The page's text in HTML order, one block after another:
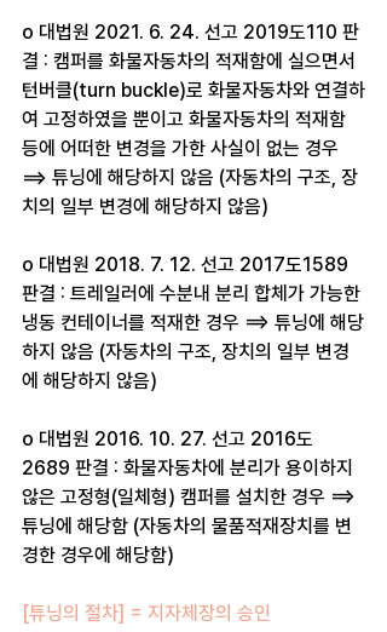
o 대법원 2021. 6. 24. 선고 2019도110 판
결 : 캠퍼를 화물자동차의 적재함에 실으면서
턴버클(turn buckle)로 화물자동차와 연결하
여 고정하였을 뿐이고 화물자동차의 적재함
등에 어떠한 변경을 가한 사실이 없는 경우
==> 튜닝에 해당하지 않음 (자동차의 구조, 장
치의 일부 변경에 해당하지 않음)
o 대법원 2018. 7. 12. 선고 2017도1589
판결 : 트레일러에 수분내 분리 합체가 가능한
냉동 컨테이너​를 적재한 경우 ==> 튜닝에 해당
하지 않음 (자동차의 구조, 장치의 일부 변경
에 해당하지 않음)
o 대법원 2016. 10. 27. 선고 2016도
2689 판결 : 화물자동차에 분리가 용이하지
않은 고정형(일체형) 캠퍼를 설치한 경우 ==>
튜닝에 해당함 (자동차의 물품적재장치를 변
경한 경우에 해당함)
[튜닝의 절차] = 지자체장의 승인